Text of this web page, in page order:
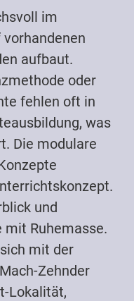
im
aufbaut.
oder
fehlen oft in
was
Die modulare
und
mit Ruhemasse.
mit der
Zehnder
Lokalität,